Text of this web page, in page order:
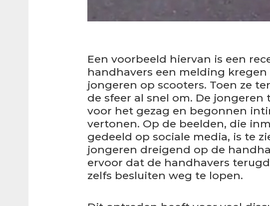
Een voorbeeld hiervan is een
handhavers een melding
jongeren op scooters. Toen ze
de sfeer al snel om. De
voor het gezag en begonnen
vertonen. Op de beelden, die
gedeeld op sociale media, is te
jongeren dreigend op de
ervoor dat de handhavers
zelfs besluiten weg te lopen.